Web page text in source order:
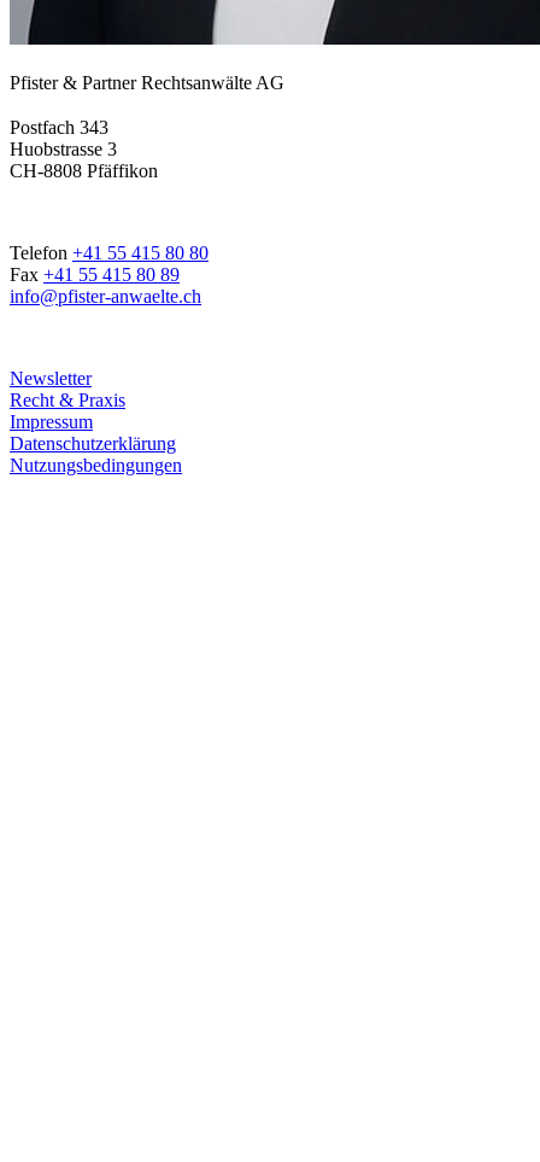
Pfister & Partner Rechtsanwälte AG
Postfach 343
Huobstrasse 3
CH-8808 Pfäffikon
Telefon +41 55 415 80 80
Fax +41 55 415 80 89
info@pfister-anwaelte.ch
Newsletter
Recht & Praxis
Impressum
Datenschutzerklärung
Nutzungsbedingungen